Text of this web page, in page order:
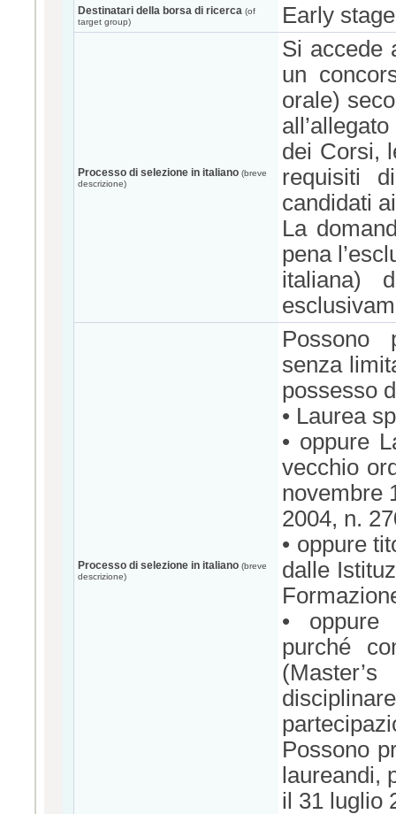
Destinatari della borsa di ricerca (of
target group)
Early
Processo di selezione in italiano (breve
descrizione)
Si accede
un
orale)
dei Corsi,
requisiti
candidati
La
pena
italiana)
Processo di selezione in italiano (breve
descrizione)
Possono
senza
possesso
• Laurea
• oppure
vecchio
novembre
2004, n.
• oppure
dalle
• oppure
purché
Possono
laureandi,
il 31 luglio